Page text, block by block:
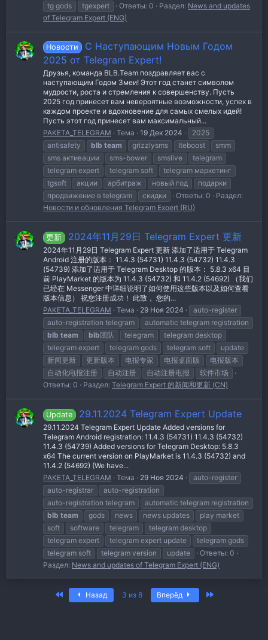
tg gods
tgexpert Ответы: 0 Раздел: News and updates
of Telegram Expert (ENG)
Новости
С Наступающим Новым Годом
2025 от Telegram Expert!
Друзья, команда BLB.Team поздравляет вас с
наступающим Годом Змеи! Этот год станет символом
мудрости, роста и стремления к совершенству. Пусть
2025 год принесет вам невероятные возможности, успех в
каждом проекте и вдохновение для самых смелых идей!
Пусть этот год принесет вам максимальный...
PAKETA_TELEGRAM
Тема 19 Дек 2024
2025
antisafety
blb team grizzlysms lteboost
smm
sms активации
sms-bower smslive
telegram
telegram expert
telegram soft
telegram маркетинг
tgsoft
акции арбитраж новый год
подарки
продвижение в telegram
скидки Ответы: 0
Раздел:
Новости и обновления Telegram Expert (RU)
更新 2024年11月29日 Telegram Expert 更新
2024年11月29日 Telegram Expert 更新 添加了适用于 Telegram
Android 注册的版本： 11.4.3 (54731) 11.4.3 (54732) 11.4.3
(54739) 添加了适用于 Telegram Desktop 的版本： 5.8.3 x64 目
前 PlayMarket 的版本为 11.4.3 (54732) 和 11.4.2 (54692) （我们
已经在 Messenger 中详细说明了如何使用这些版本以及如何查看
版本信息） 祝您注册成功！ 此致， 您的...
PAKETA_TELEGRAM
Тема 29 Ноя 2024
auto-register
auto-registration telegram
automatic telegram registration
blb team blb团队 telegram
telegram desktop
telegram expert
telegram gods telegram soft
update
新闻更新
更新版本 电报专家 电报桌面版
电报版本
自动化电报注册
自动注册 自动注册电报
软件市场
Ответы: 0
Раздел: Telegram Expert 的新闻和更新 (CN)
Update 29.11.2024 Telegram Expert Update
29.11.2024 Telegram Expert Update Added versions for
Telegram Android registration: 11.4.3 (54731) 11.4.3 (54732)
11.4.3 (54739) Added versions for Telegram Desktop: 5.8.3
x64 The current version on PlayMarket is 11.4.3 (54732) and
11.4.2 (54692) (We have...
PAKETA_TELEGRAM
Тема 29 Ноя 2024
auto-register
auto-registrar
auto-registration
auto-registration telegram
automatic telegram registration
blb team gods news news updates
play market
soft
software telegram
telegram desktop
telegram expert
telegram expert update
telegram gods
telegram soft
telegram version update
Ответы: 0
Раздел: News and updates of Telegram Expert (ENG)
ПервыйНазад 3 из 8 Вперёд Последняя